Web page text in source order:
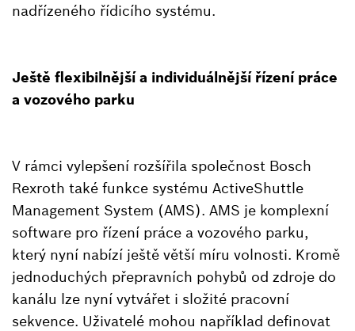
nadřízeného řídicího systému.
Ještě flexibilnější a individuálnější řízení práce
a vozového parku
V rámci vylepšení rozšířila společnost Bosch
Rexroth také funkce systému ActiveShuttle
Management System (AMS). AMS je komplexní
software pro řízení práce a vozového parku,
který nyní nabízí ještě větší míru volnosti. Kromě
jednoduchých přepravních pohybů od zdroje do
kanálu lze nyní vytvářet i složité pracovní
sekvence. Uživatelé mohou například definovat